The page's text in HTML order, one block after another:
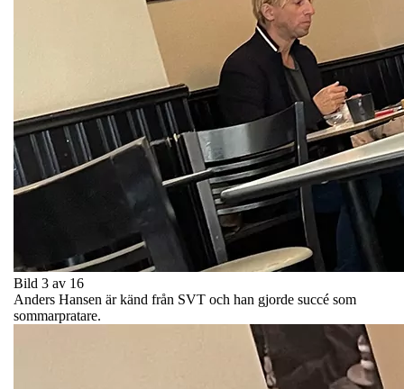
Bild 3 av 16
Anders Hansen är känd från SVT och han gjorde succé som
sommarpratare.